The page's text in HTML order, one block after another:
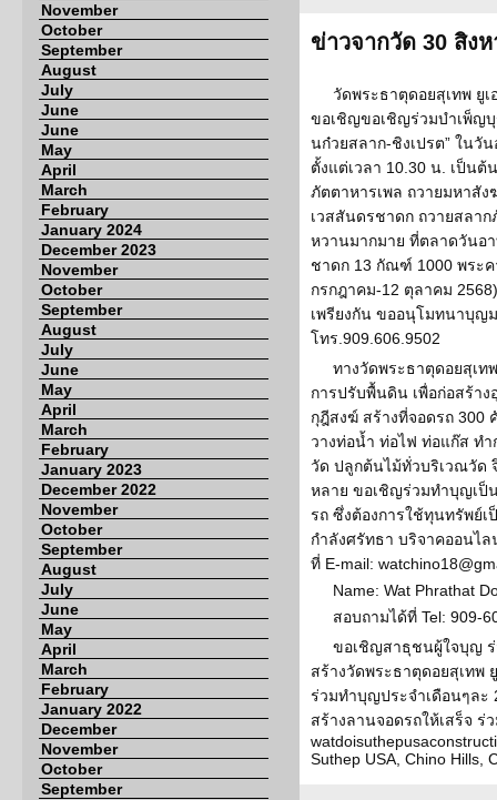
November
October
September
August
July
June
June
May
April
March
February
January 2024
December 2023
November
October
September
August
July
June
May
April
March
February
January 2023
December 2022
November
October
September
August
July
June
May
April
March
February
January 2022
December
November
October
September
ข่าวจากวัด 30 สิง
วัดพระธาตุดอยสุเทพ ยู
ขอเชิญขอเชิญร่วมบำเพ็ญ
นก๋วยสลาก-ชิงเปรต” ในวั
ตั้งแต่เวลา 10.30 น. เป็น
ภัตตาหารเพล ถวายมหาสั
เวสสันดรชาดก ถวายสลา
หวานมากมาย ที่ตลาดวันอ
ชาดก 13 กัณฑ์ 1000 พระ
กรกฎาคม-12 ตุลาคม
เพรียงกัน ขออนุโมทนาบุญ
โทร.909.606.9502
ทางวัดพระธาตุดอยสุเท
การปรับพื้นดิน เพื่อก่อสร้าง
กุฎีสงฆ์ สร้างที่จอดรถ 300
วางท่อน้ำ ท่อไฟ ท่อแก๊ส ท
วัด ปลูกต้นไม้ทั่วบริเวณวัด
หลาย ขอเชิญร่วมทำบุญเป็
รถ ซึ่งต้องการใช้ทุนทรัพย์
กำลังศรัทธา บริจาคออนไล
ที่ E-mail:
Name: Wat Phrathat
สอบถามได้ที่ Tel: 909-
ขอเชิญสาธุชนผู้ใจบุญ
สร้างวัดพระธาตุดอยสุเทพ
ร่วมทำบุญประจำเดือนๆละ
สร้างลานจอดรถให้เสร็จ
Suthep USA, Chino Hills,